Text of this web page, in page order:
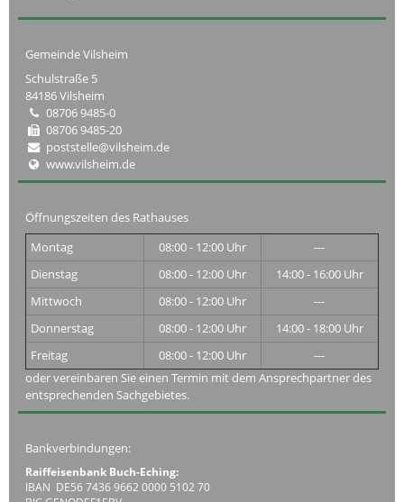
Gemeinde Vilsheim
Schulstraße 5
84186 Vilsheim
08706 9485-0
08706 9485-20
poststelle@vilsheim.de
www.vilsheim.de
Öffnungszeiten des Rathauses
Montag
08:00 - 12:00 Uhr
---
Dienstag
08:00 - 12:00 Uhr
14:00 - 16:00 Uhr
Mittwoch
08:00 - 12:00 Uhr
---
Donnerstag
08:00 - 12:00 Uhr
14:00 - 18:00 Uhr
Freitag
08:00 - 12:00 Uhr
---
oder vereinbaren Sie einen Termin mit dem Ansprechpartner des
entsprechenden Sachgebietes.
Bankverbindungen:
Raiffeisenbank Buch-Eching:
IBAN DE56 7436 9662 0000 5102 70